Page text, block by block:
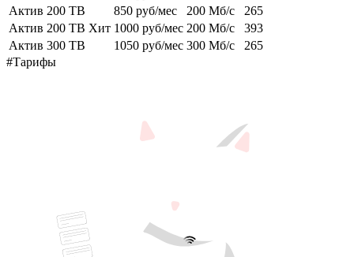
Актив 200 ТВ
850 руб/мес 200 Мб/с
265
Актив 200 ТВ Хит 1000 руб/мес 200 Мб/с
393
Актив 300 ТВ
1050 руб/мес 300 Мб/с
265
#Тарифы